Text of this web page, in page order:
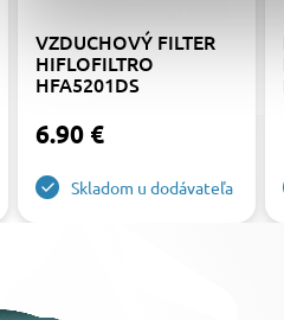
VZDUCHOVÝ FILTER
HIFLOFILTRO
HFA5201DS
6.90 €
Skladom u dodávateľa